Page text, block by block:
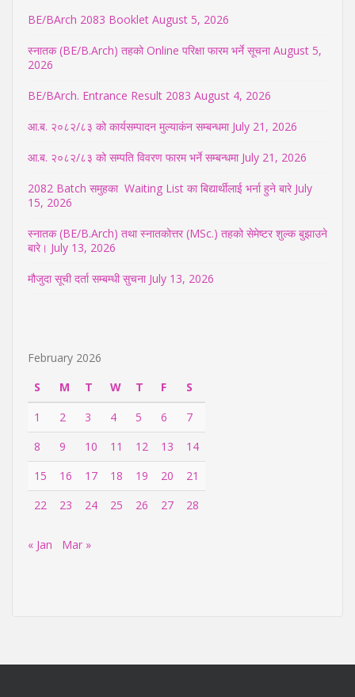
BE/BArch 2083 Booklet August 5, 2026
स्नातक (BE/B.Arch) तहको Online परिक्षा फारम भर्ने सूचना August 5,
2026
BE/BArch. Entrance Result 2083 August 4, 2026
आ.ब. २०८२/८३ को कार्यसम्पादन मुल्याकंन सम्बन्धमा July 21, 2026
आ.ब. २०८२/८३ को सम्पति विवरण फारम भर्ने सम्बन्धमा July 21, 2026
2082 Batch समुहका Waiting List का बिद्यार्थीलाई भर्ना हुने बारे July
15, 2026
स्नातक (BE/B.Arch) तथा स्नातकोत्तर (MSc.) तहको सेमेष्टर शुल्क बुझाउने
बारे। July 13, 2026
मौजुदा सूची दर्ता सम्बम्धी सुचना July 13, 2026
February 2026
S
M T W T F
S
1
2 3 4 5 6
7
8
9 10 11 12 13
14
15
16 17 18 19 20
21
22
23 24 25 26 27 28
« Jan Mar »